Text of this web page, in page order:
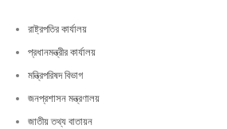
রাষ্ট্রপতির কার্যালয়
প্রধানমন্ত্রীর কার্যালয়
মন্ত্রিপরিষদ বিভাগ
জনপ্রশাসন মন্ত্রণালয়
জাতীয় তথ্য বাতায়ন